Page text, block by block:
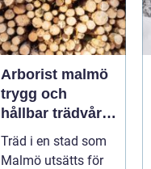
Arborist malmö
trygg och
hållbar trädvård
i staden
Träd i en stad som
Malmö utsätts för